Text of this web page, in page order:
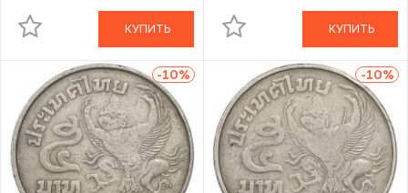
КУПИТЬ КУПИТЬ
-10% -10%